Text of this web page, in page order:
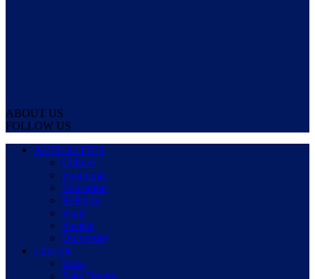
ABOUT US
FOLLOW US
ACTUALITES
Culture
Economie
Education
Religion
Santé
Société
Université
Lifestyle
Buzz
Faits Divers